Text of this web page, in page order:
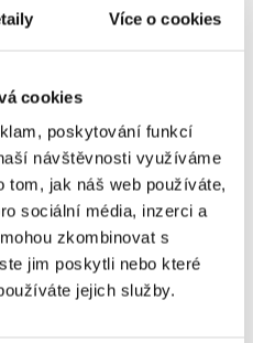
Více o cookies
cookies
poskytování funkcí
návštěvnosti využíváme
tom, jak náš web používáte,
sociální média, inzerci a
zkombinovat s
jim poskytli nebo které
jejich služby.